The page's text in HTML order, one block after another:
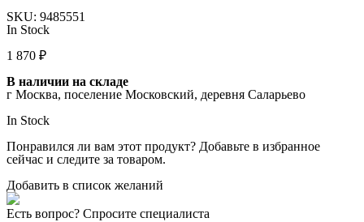
SKU: 9485551
In Stock
1 870 ₽
В наличии на складе
г Москва, поселение Московский, деревня Саларьево
In Stock
Понравился ли вам этот продукт? Добавьте в избранное
сейчас и следите за товаром.
Добавить в список желаний
Есть вопрос? Спросите специалиста